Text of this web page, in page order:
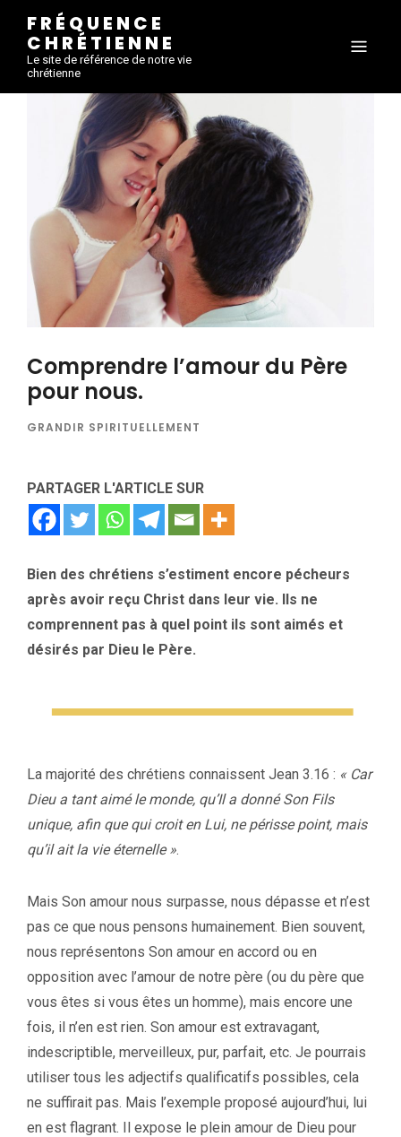
FRÉQUENCE
CHRÉTIENNE
Le site de référence de notre vie
chrétienne
Comprendre l’amour du Père
pour nous.
GRANDIR SPIRITUELLEMENT
PARTAGER L'ARTICLE SUR
Bien des chrétiens s’estiment encore pécheurs
après avoir reçu Christ dans leur vie. Ils ne
comprennent pas à quel point ils sont aimés et
désirés par Dieu le Père.
La majorité des chrétiens connaissent Jean 3.16 : « Car
Dieu a tant aimé le monde, qu’Il a donné Son Fils
unique, afin que qui croit en Lui, ne périsse point, mais
qu’il ait la vie éternelle ».
Mais Son amour nous surpasse, nous dépasse et n’est
pas ce que nous pensons humainement. Bien souvent,
nous représentons Son amour en accord ou en
opposition avec l’amour de notre père (ou du père que
vous êtes si vous êtes un homme), mais encore une
fois, il n’en est rien. Son amour est extravagant,
indescriptible, merveilleux, pur, parfait, etc. Je pourrais
utiliser tous les adjectifs qualificatifs possibles, cela
ne suffirait pas. Mais l’exemple proposé aujourd’hui, lui
en est flagrant. Il expose le plein amour de Dieu pour